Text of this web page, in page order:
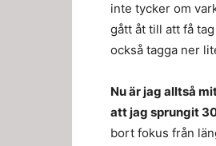
inte tycker om
gått åt till att få
också tagga ner
Nu är jag alltså
att jag sprungit
bort fokus från